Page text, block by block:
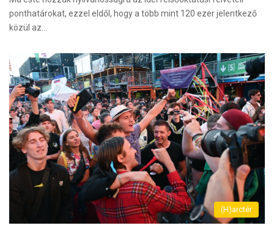
ponthatárokat, ezzel eldől, hogy a több mint 120 ezer jelentkező
közül az…
(H)arctér